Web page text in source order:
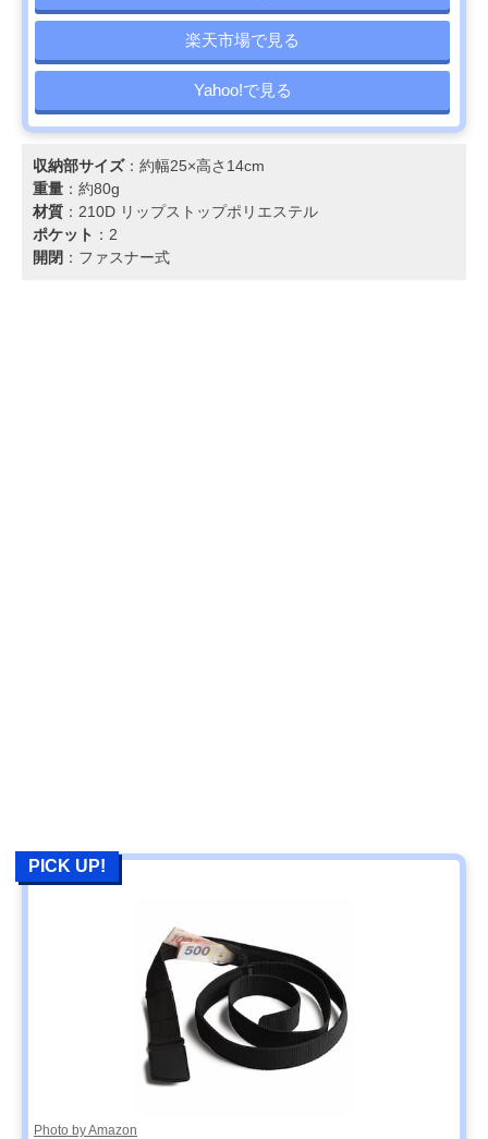
楽天市場で見る
Yahoo!で見る
収納部サイズ：約幅25×高さ14cm
重量 ：約80g
材質 ：210D リップストップポリエステル
ポケット ：2
開閉 ：ファスナー式
PICK UP!
Photo by Amazon